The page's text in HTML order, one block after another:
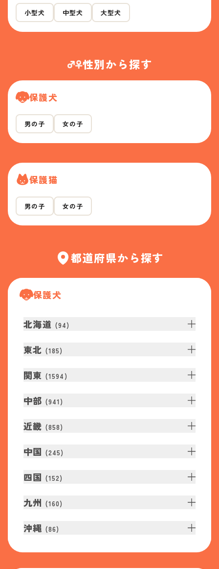
小型犬 中型犬 大型犬
性別から探す
保護犬
男の子 女の子
保護猫
男の子 女の子
都道府県から探す
保護犬
北海道 (94)
東北 (185)
関東 (1594 )
中部 (941 )
近畿 (858)
中国 (245)
四国 (152)
九州 (160)
沖縄 (86)